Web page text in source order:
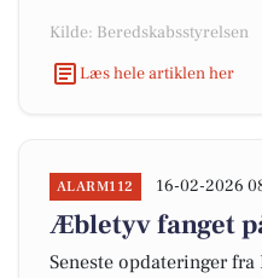
Kilde: Beredskabsstyrelsen
Læs hele artiklen her
ALARM112 16-02-2026
Æbletyv fanget
Seneste opdateringer